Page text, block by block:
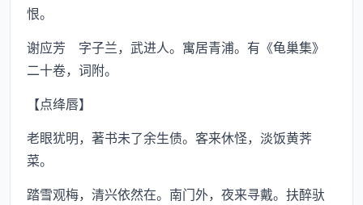
恨。
谢应芳 字子兰，武进人。寓居青浦。有《龟巢集》
二十卷，词附。
【点绛唇】
老眼犹明，著书未了余生债。客来休怪，淡饭黄荠
菜。
踏雪观梅，清兴依然在。南门外，夜来寻戴。扶醉驮